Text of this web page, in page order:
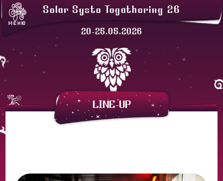
МЕНЮ
Solar Systo Togathering 26
20-25.05.2026
СОЛАРХЕЙМ
ЛАВКИ
LINE-UP